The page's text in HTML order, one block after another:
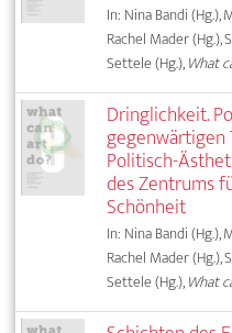
In: Nina Bandi (Hg.),
Rachel Mader (Hg.),
Settele (Hg.),What
Dringlichkeit.
gegenwärtigen
Politisch-
des Zentrums
Schönheit
In: Nina Bandi (Hg.),
Rachel Mader (Hg.),
Settele (Hg.),What